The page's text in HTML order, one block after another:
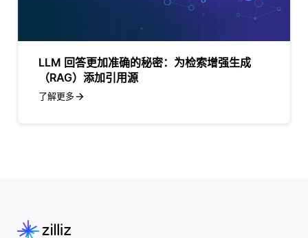
LLM 回答更加准确的秘密：为检索增强生成
（RAG）添加引用源
了解更多